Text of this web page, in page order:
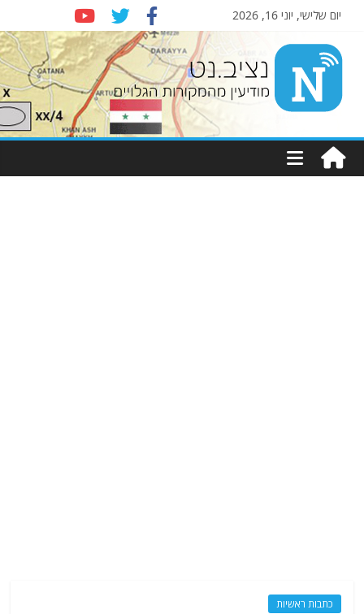
יום שלישי, יוני 16, 2026
Nziv.net
מודיעין
מהמקורות
כתבות ראשיות